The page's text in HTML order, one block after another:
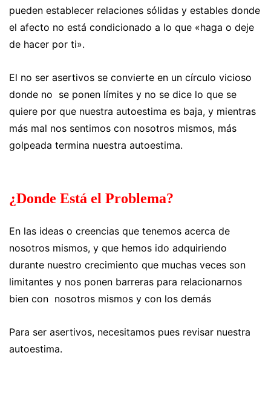
pueden establecer relaciones sólidas y estables donde
el afecto no está condicionado a lo que «haga o deje
de hacer por ti».
El no ser asertivos se convierte en un círculo vicioso
donde no se ponen límites y no se dice lo que se
quiere por que nuestra autoestima es baja, y mientras
más mal nos sentimos con nosotros mismos, más
golpeada termina nuestra autoestima.
¿Donde Está el Problema?
En las ideas o creencias que tenemos acerca de
nosotros mismos, y que hemos ido adquiriendo
durante nuestro crecimiento que muchas veces son
limitantes y nos ponen barreras para relacionarnos
bien con nosotros mismos y con los demás
Para ser asertivos, necesitamos pues revisar nuestra
autoestima.